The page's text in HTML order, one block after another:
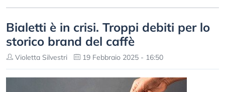
Bialetti è in crisi. Troppi debiti per lo
storico brand del caffè
Violetta Silvestri 19 Febbraio 2025 - 16:50